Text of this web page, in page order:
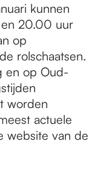
kunnen
en 20.00 uur
op
rolschaatsen.
en op Oud-
worden
actuele
website van de